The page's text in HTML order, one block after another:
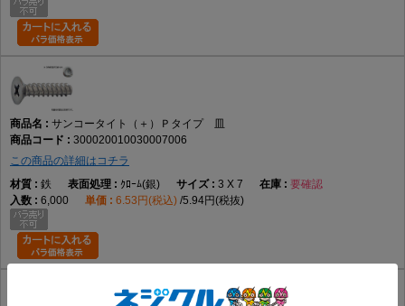
サンコータイト（＋）Ｐタイプ 皿
300020010030007006
この商品の詳細はコチラ
鉄
ｸﾛｰﾑ(銀) 3 X 7
要確認
6,000
6.53円(税込) 5.94円(税抜)